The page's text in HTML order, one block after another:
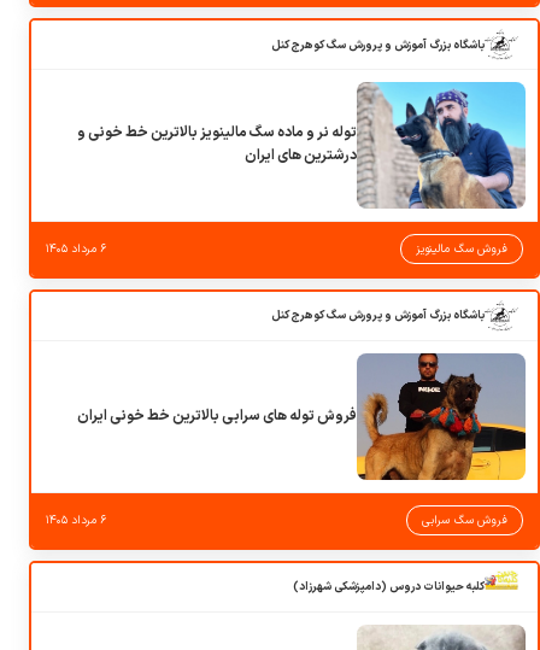
باشگاه بزرگ آموزش و پرورش سگ کوهرج کنل
توله نر و ماده سگ مالینویز بالاترین خط خونی و
درشترین های ایران
فروش سگ مالینویز ۶ مرداد ۱۴۰۵
باشگاه بزرگ آموزش و پرورش سگ کوهرج کنل
فروش توله های سرابی بالاترین خط خونی ایران
فروش سگ سرابی ۶ مرداد ۱۴۰۵
کلبه حیوانات دروس (دامپزشکی شهرزاد)